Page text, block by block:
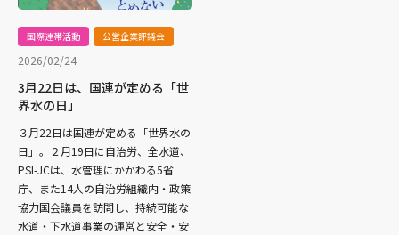
国際連帯活動 公営企業評議会
2026/02/24
3月22日は、国連が定める「世
界水の日」
３月22日は国連が定める「世界水の
日」。２月19日に自治労、全水道、
PSI-JCは、水管理にかかわる5省
庁、また14人の自治労組織内・政策
協力国会議員を訪問し、持続可能な
水道・下水道事業の運営と安全・安